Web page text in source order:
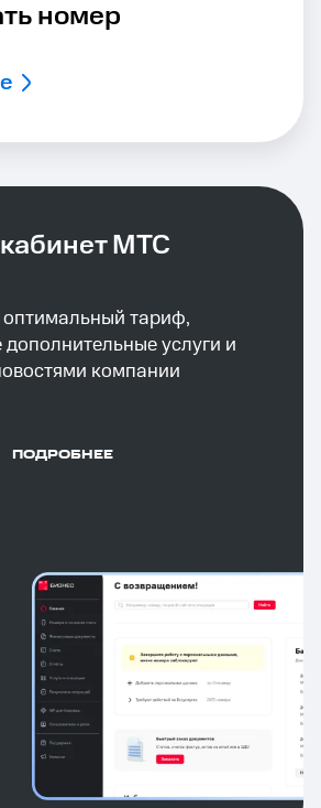
номер
МТС
тариф,
дополнительные услуги и
компании
ПОДРОБНЕЕ